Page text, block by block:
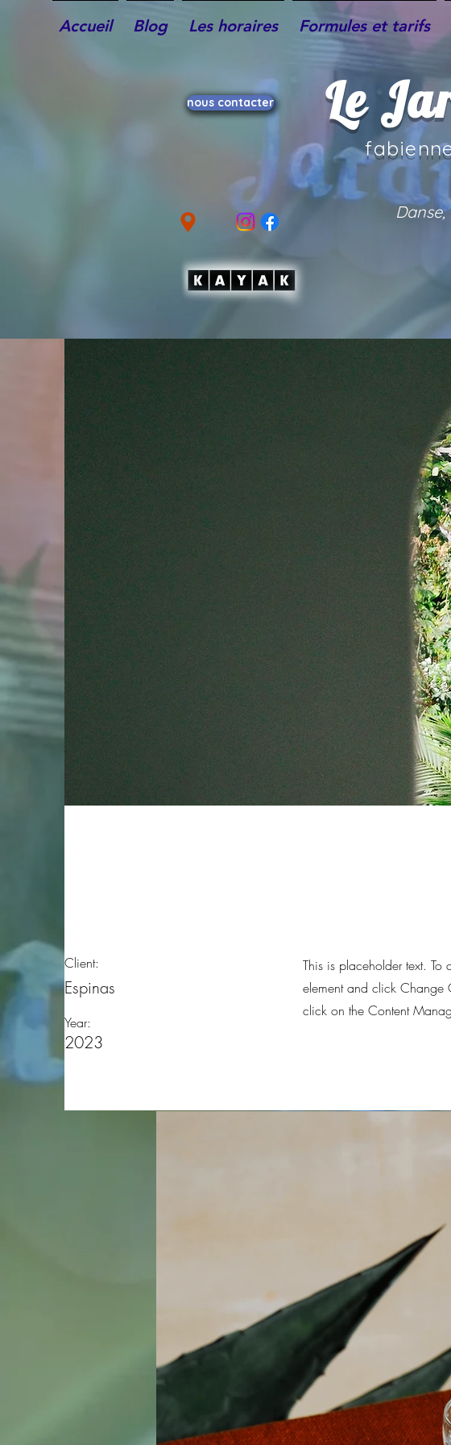
Accueil Blog Les horaires Formules et tarifs
nous contacter Le
Danse,
Client:
Espinas
Year:
2023
This is placeholder text.
element and click Change
click on the Content